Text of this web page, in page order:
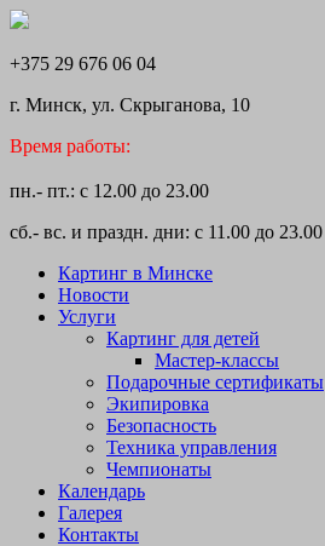
+375 29 676 06 04
г. Минск, ул. Скрыганова, 10
Время работы:
пн.- пт.: с 12.00 до 23.00
сб.- вс. и праздн. дни: с 11.00 до 23.00
Картинг в Минске
Новости
Услуги
Картинг для детей
Мастер-классы
Подарочные сертификаты
Экипировка
Безопасность
Техника управления
Чемпионаты
Календарь
Галерея
Контакты